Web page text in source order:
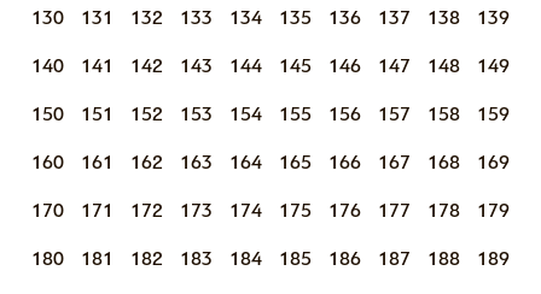
130 131 132 133 134 135 136 137 138 139
140 141 142 143 144 145 146 147 148 149
150 151 152 153 154 155 156 157 158 159
160 161 162 163 164 165 166 167 168 169
170 171 172 173 174 175 176 177 178 179
180 181 182 183 184 185 186 187 188 189